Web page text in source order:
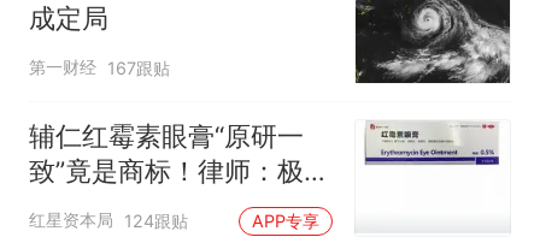
成定局
第一财经 167跟贴
辅仁红霉素眼膏“原研一
致”竟是商标！律师：极易
误导消费者，不妥
红星资本局 124跟贴 APP专享